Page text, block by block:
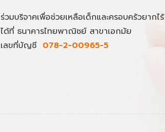
ร่วมบริจาคเพื่อช่วยเหลือเด็กและครอบครัวยากไร้
ได้ที่ ธนาคารไทยพาณิชย์ สาขาเอกมัย
เลขที่บัญชี 078-2-00965-5